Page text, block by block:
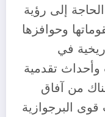
إلى رؤية
وحوافزها
في
وأحداث تقدمية
من آفاق
قوى البرجوازية